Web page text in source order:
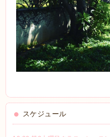
スケジュール